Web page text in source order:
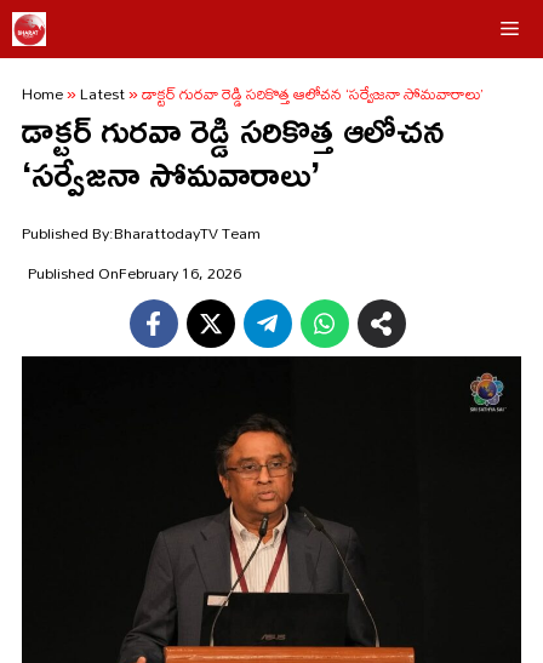
Skip
to
content
Home»Latest»డాక్టర్ గురవా రెడ్డి సరికొత్త ఆలోచన ‘సర్వేజనా సోమవారాలు’
డాక్టర్ గురవా రెడ్డి సరికొత్త ఆలోచన
‘సర్వేజనా సోమవారాలు’
Published By:BharattodayTV Team
Published OnFebruary 16, 2026